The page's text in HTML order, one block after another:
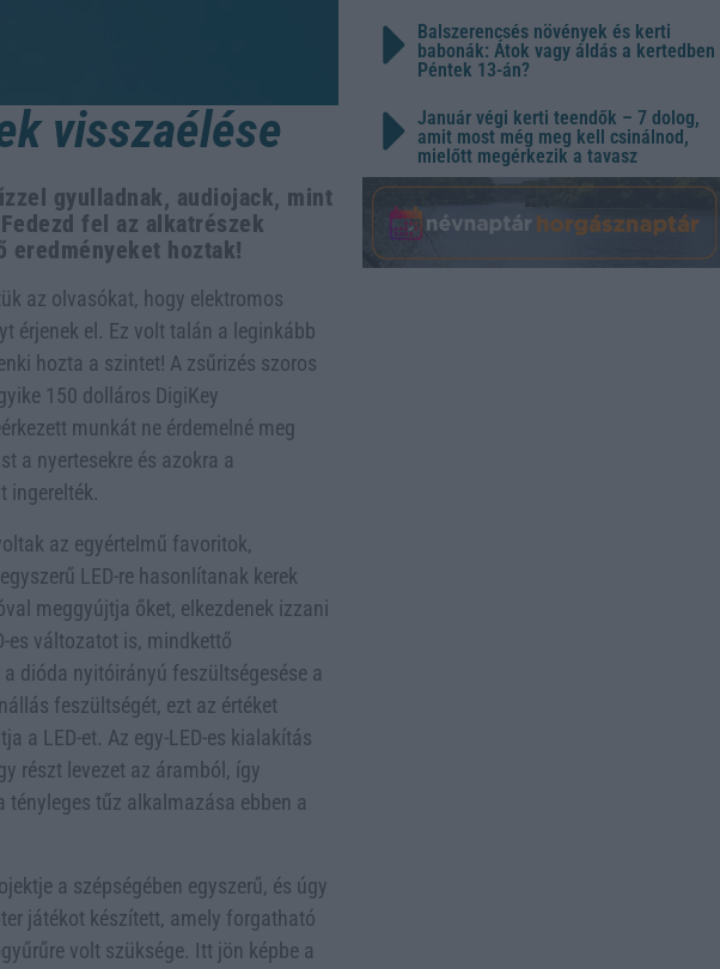
visszaélése
gyulladnak, audiojack, mint
fel az alkatrészek
eredményeket hoztak!
az olvasókat, hogy elektromos
érjenek el. Ez volt talán a leginkább
hozta a szintet! A zsűrizés szoros
150 dolláros DigiKey
munkát ne érdemelné meg
a nyertesekre és azokra a
ingerelték.
az egyértelmű favoritok,
LED-re hasonlítanak kerek
meggyújtja őket, elkezdenek izzani
es változatot is, mindkettő
dióda nyitóirányú feszültségesése a
feszültségét, ezt az értéket
a LED-et. Az egy-LED-es kialakítás
részt levezet az áramból, így
tényleges tűz alkalmazása ebben a
a szépségében egyszerű, és úgy
játékot készített, amely forgatható
volt szüksége. Itt jön képbe a
Balszerencsés növények és kerti
babonák: Átok vagy áldás a kertedben
Péntek 13-án?
Január végi kerti teendők – 7 dolog,
amit most még meg kell csinálnod,
mielőtt megérkezik a tavasz